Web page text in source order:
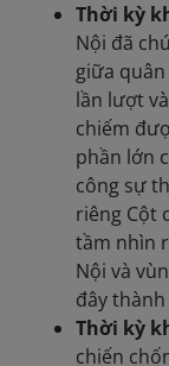
Thời kỳ
Nội đã
giữa
lần lượt
chiếm
phần lớn
công sự
riêng Cột
tầm nhìn
Nội và
đây
Thời kỳ
chiến